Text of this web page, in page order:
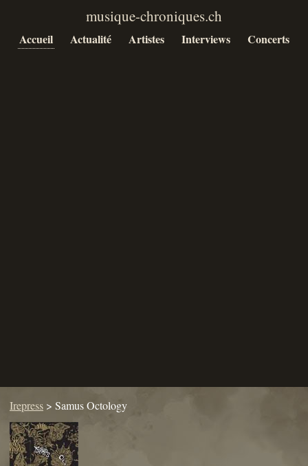
Accueil Actualité Artistes Interviews Concerts
Irepress > Samus Octology